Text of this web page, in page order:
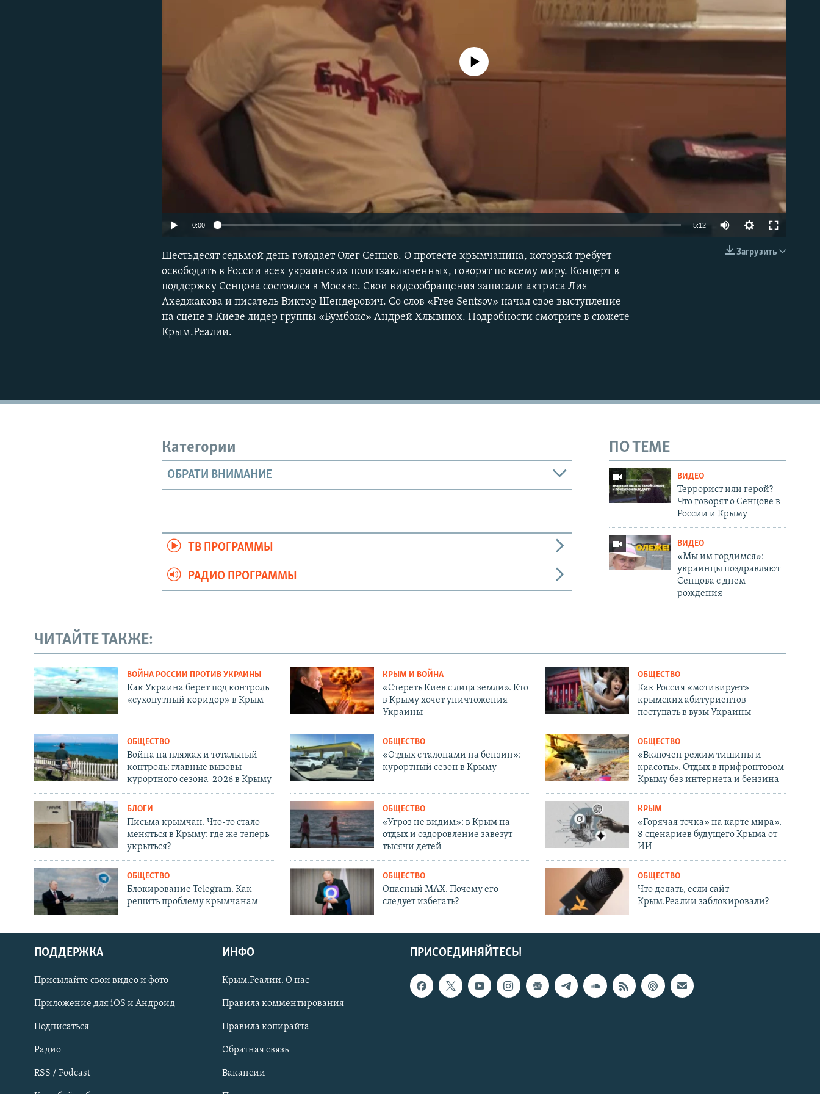
Українською
Qırımtatar
ПРИСОЕДИНЯЙТЕСЬ!
EMBED
No media source currently available
0:00 5:12
Загрузить
Шестьдесят седьмой день голодает Олег Сенцов. О протесте крымчанина, который требует
освободить в России всех украинских политзаключенных, говорят по всему миру. Концерт в
поддержку Сенцова состоялся в Москве. Свои видеообращения записали актриса Лия
Ахеджакова и писатель Виктор Шендерович. Со слов «Free Sentsov» начал свое выступление
на сцене в Киеве лидер группы «Бумбокс» Андрей Хлывнюк. Подробности смотрите в сюжете
Крым.Реалии.
ПО ТЕМЕ
ВИДЕО
Террорист или герой?
Что говорят о Сенцове в
России и Крыму
ВИДЕО
«Мы им гордимся»:
украинцы поздравляют
Сенцова с днем
рождения
Категории
ОБРАТИ ВНИМАНИЕ
ТВ ПРОГРАММЫ
РАДИО ПРОГРАММЫ
ЧИТАЙТЕ ТАКЖЕ:
ВОЙНА РОССИИ ПРОТИВ УКРАИНЫ
Как Украина берет под контроль
«сухопутный коридор» в Крым
КРЫМ И ВОЙНА
«Стереть Киев с лица земли». Кто
в Крыму хочет уничтожения
Украины
ОБЩЕСТВО
Как Россия «мотивирует»
крымских абитуриентов
поступать в вузы Украины
ОБЩЕСТВО
Война на пляжах и тотальный
контроль: главные вызовы
курортного сезона-2026 в Крыму
ОБЩЕСТВО
«Отдых с талонами на бензин»:
курортный сезон в Крыму
ОБЩЕСТВО
«Включен режим тишины и
красоты». Отдых в прифронтовом
Крыму без интернета и бензина
БЛОГИ
Письма крымчан. Что-то стало
меняться в Крыму: где же теперь
укрыться?
ОБЩЕСТВО
«Угроз не видим»: в Крым на
отдых и оздоровление завезут
тысячи детей
КРЫМ
«Горячая точка» на карте мира».
8 сценариев будущего Крыма от
ИИ
ОБЩЕСТВО
Блокирование Telegram. Как
решить проблему крымчанам
ОБЩЕСТВО
Опасный MAX. Почему его
следует избегать?
ОБЩЕСТВО
Что делать, если сайт
Крым.Реалии заблокировали?
ПРИСОЕДИНЯЙТЕСЬ!
ПОДДЕРЖКА
Присылайте свои видео и фото
Приложение для iOS и Андроид
Подписаться
Радио
RSS / Podcast
ИНФО
Крым.Реалии. О нас
Правила комментирования
Правила копирайта
Обратная связь
Вакансии